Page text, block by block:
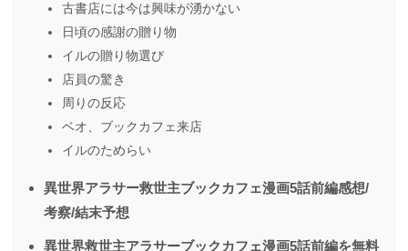
古書店には今は興味が湧かない
日頃の感謝の贈り物
イルの贈り物選び
店員の驚き
周りの反応
ベオ、ブックカフェ来店
イルのためらい
異世界アラサー救世主ブックカフェ漫画5話前編感想/
考察/結末予想
異世界救世主アラサーブックカフェ漫画5話前編を無料